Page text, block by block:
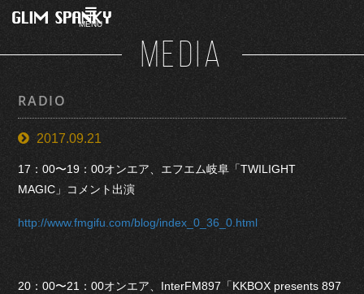
MENU
MEDIA
RADIO
2017.09.21
17：00〜19：00オンエア、エフエム岐阜「TWILIGHT
MAGIC」コメント出演
http://www.fmgifu.com/blog/index_0_36_0.html
20：00〜21：00オンエア、InterFM897「KKBOX presents 897